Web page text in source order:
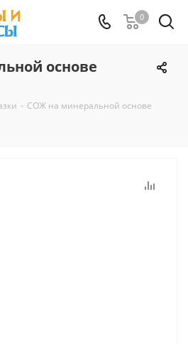
0
основе
- СОЖ на минеральной основе